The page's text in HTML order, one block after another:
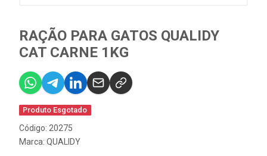
RAÇÃO PARA GATOS QUALIDY
CAT CARNE 1KG
Produto Esgotado
Código: 20275
Marca: QUALIDY